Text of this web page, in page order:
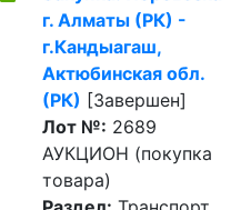
г. Алматы (РК) -
г.Кандыагаш,
Актюбинская обл.
(РК) [Завершен]
Лот №: 2689
АУКЦИОН (покупка
товара)